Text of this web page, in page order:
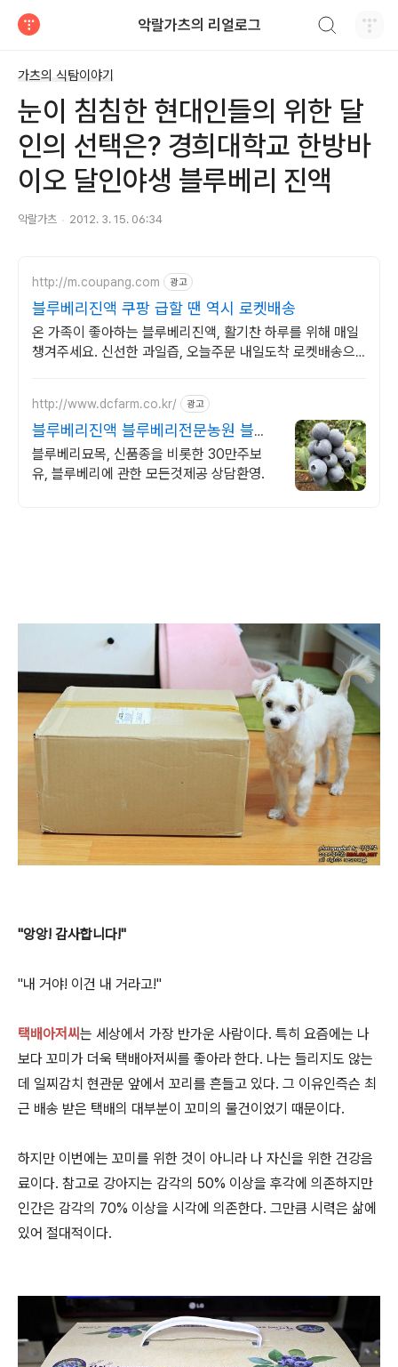
악랄가츠의 리얼로그
가츠의 식탐이야기
눈이 침침한 현대인들의 위한 달
인의 선택은? 경희대학교 한방바
이오 달인야생 블루베리 진액
악랄가츠 2012. 3. 15. 06:34
http://m.coupang.com 광고
블루베리진액 쿠팡 급할 땐 역시 로켓배송
온 가족이 좋아하는 블루베리진액, 활기찬 하루를 위해 매일
챙겨주세요. 신선한 과일즙, 오늘주문 내일도착 로켓배송으
http://www.dcfarm.co.kr/ 광고
블루베리진액 블루베리전문농원 블루
베리묘목 농자재 영양제
블루베리묘목, 신품종을 비롯한 30만주보
유, 블루베리에 관한 모든것제공 상담환영.
"앙앙! 감사합니다!"
"내 거야! 이건 내 거라고!"
택배아저씨는 세상에서 가장 반가운 사람이다. 특히 요즘에는 나
보다 꼬미가 더욱 택배아저씨를 좋아라 한다. 나는 들리지도 않는
데 일찌감치 현관문 앞에서 꼬리를 흔들고 있다. 그 이유인즉슨 최
근 배송 받은 택배의 대부분이 꼬미의 물건이었기 때문이다.
하지만 이번에는 꼬미를 위한 것이 아니라 나 자신을 위한 건강음
료이다. 참고로 강아지는 감각의 50% 이상을 후각에 의존하지만
인간은 감각의 70% 이상을 시각에 의존한다. 그만큼 시력은 삶에
있어 절대적이다.